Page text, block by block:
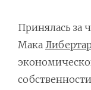
Принялась за
Мака